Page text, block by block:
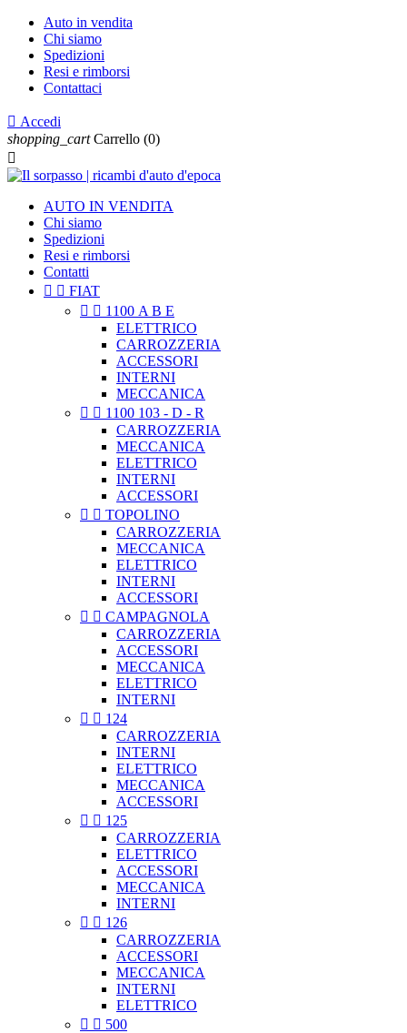
Auto in vendita
Chi siamo
Spedizioni
Resi e rimborsi
Contattaci
 Accedi
shopping_cart Carrello (0)

AUTO IN VENDITA
Chi siamo
Spedizioni
Resi e rimborsi
Contatti
  FIAT
  1100 A B E
ELETTRICO
CARROZZERIA
ACCESSORI
INTERNI
MECCANICA
  1100 103 - D - R
CARROZZERIA
MECCANICA
ELETTRICO
INTERNI
ACCESSORI
  TOPOLINO
CARROZZERIA
MECCANICA
ELETTRICO
INTERNI
ACCESSORI
  CAMPAGNOLA
CARROZZERIA
ACCESSORI
MECCANICA
ELETTRICO
INTERNI
  124
CARROZZERIA
INTERNI
ELETTRICO
MECCANICA
ACCESSORI
  125
CARROZZERIA
ELETTRICO
ACCESSORI
MECCANICA
INTERNI
  126
CARROZZERIA
ACCESSORI
MECCANICA
INTERNI
ELETTRICO
  500